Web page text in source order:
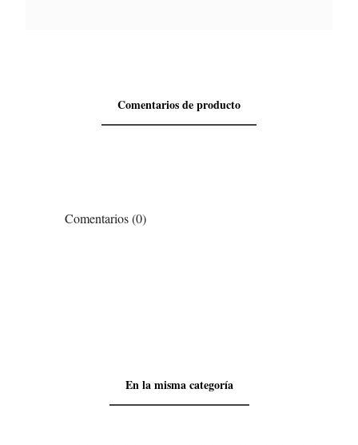
Comentarios de producto
Comentarios (0)
En la misma categoría